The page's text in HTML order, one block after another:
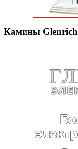
Камины Glenrich